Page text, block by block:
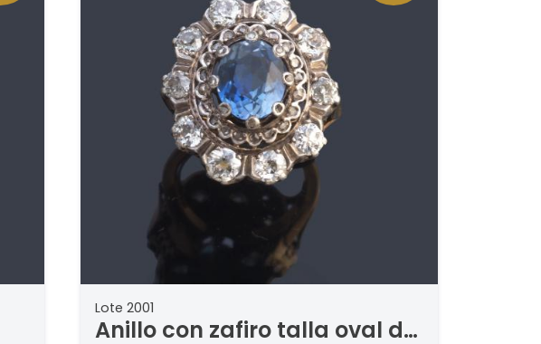
Lote 2001
Anillo con zafiro talla oval de